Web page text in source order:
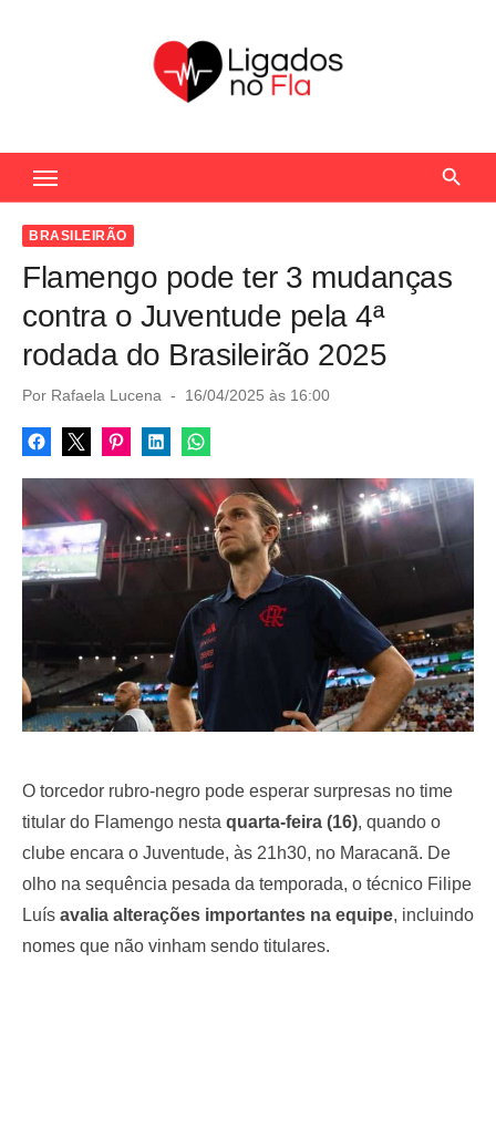
c
BRASILEIRÃO
Flamengo pode ter 3 mudanças
contra o Juventude pela 4ª
rodada do Brasileirão 2025
Por Rafaela Lucena
P
s
t
d
o
n
16/04/2025 às 16:00
O torcedor rubro-negro pode esperar surpresas no time
titular do Flamengo nesta quarta-feira (16), quando o
clube encara o Juventude, às 21h30, no Maracanã. De
olho na sequência pesada da temporada, o técnico Filipe
Luís avalia alterações importantes na equipe, incluindo
nomes que não vinham sendo titulares.